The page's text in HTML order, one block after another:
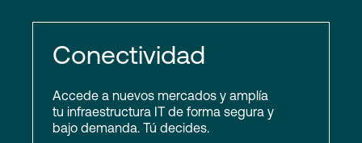
Conectividad
Accede a nuevos mercados y amplía
tu infraestructura IT de forma segura y
bajo demanda. Tú decides.